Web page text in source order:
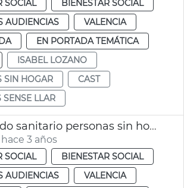
SOCIAL
BIENESTAR SOCIAL
AUDIENCIAS
VALENCIA
EN PORTADA TEMÁTICA
ISABEL LOZANO
SIN HOGAR
CAST
SENSE LLAR
Voluntariado sanitario personas sin hogar
3 años
SOCIAL
BIENESTAR SOCIAL
AUDIENCIAS
VALENCIA